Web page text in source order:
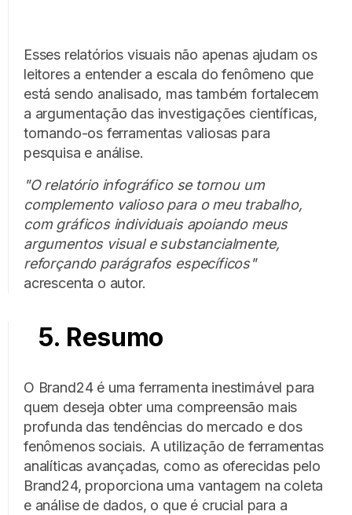
Esses relatórios visuais não apenas ajudam os
leitores a entender a escala do fenômeno que
está sendo analisado, mas também fortalecem
a argumentação das investigações científicas,
tornando-os ferramentas valiosas para
pesquisa e análise.
"O relatório infográfico se tornou um
complemento valioso para o meu trabalho,
com gráficos individuais apoiando meus
argumentos visual e substancialmente,
reforçando parágrafos específicos"
acrescenta o autor.
5. Resumo
O Brand24 é uma ferramenta inestimável para
quem deseja obter uma compreensão mais
profunda das tendências do mercado e dos
fenômenos sociais. A utilização de ferramentas
analíticas avançadas, como as oferecidas pelo
Brand24, proporciona uma vantagem na coleta
e análise de dados, o que é crucial para a